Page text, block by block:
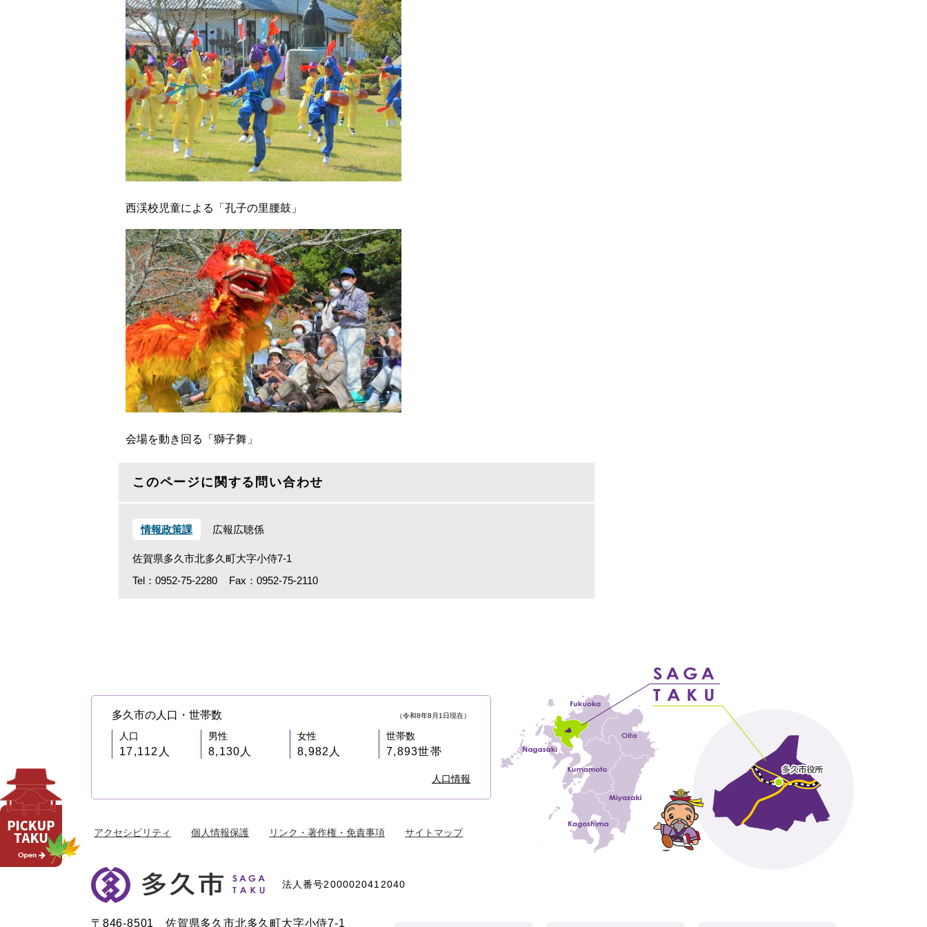
西渓校児童による「孔子の里腰鼓」
会場を動き回る「獅子舞」
このページに関する問い合わせ
情報政策課 広報広聴係
佐賀県多久市北多久町大字小侍7-1
Tel：0952-75-2280
Fax：0952-75-2110
多久市の人口・世帯数 （令和8年8月1日現在）
人口
17,112人
男性
8,130人
女性
8,982人
世帯数
7,893世帯
人口情報
アクセシビリティ 個人情報保護 リンク・著作権・免責事項 サイトマップ
法人番号2000020412040
〒846-8501 佐賀県多久市北多久町大字小侍7-1